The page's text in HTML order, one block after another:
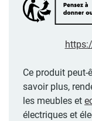
Ce produit peut-
savoir plus,
les meubles et
électriques et